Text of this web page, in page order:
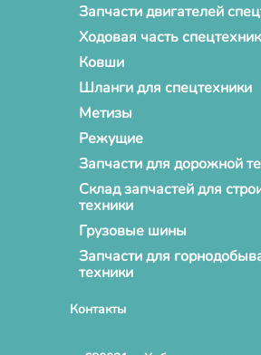
Запчасти двигателей
Ходовая часть
Ковши
Шланги для спецтехники
Метизы
Режущие
Запчасти для дорожной
Склад запчастей для
техники
Грузовые шины
Запчасти для
техники
Контакты